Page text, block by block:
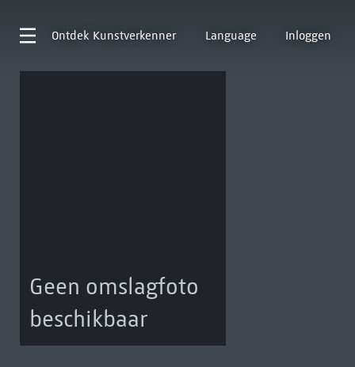
Ontdek Kunstverkenner Language Inloggen
Geen omslagfoto
beschikbaar